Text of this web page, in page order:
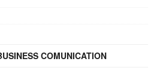
COMUNICATION